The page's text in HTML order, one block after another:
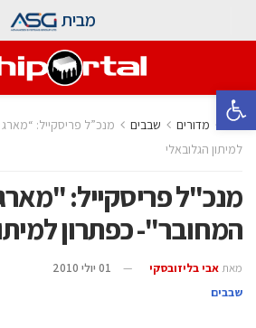
פתח סרגל נגישות
מבית
בית מדורים ‫שבבים‬
מנכ”ל פריסקייל:
למיתון הגלובאלי
מנכ"ל פריסקייל:
המחובר"- כפתרון
מאת אבי בליזובסקי
01 יולי 2010
‫שבבים‬